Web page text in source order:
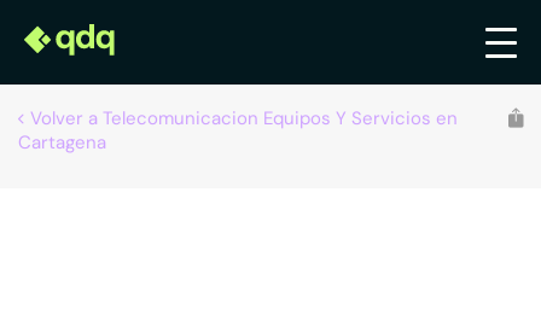
Volver a Telecomunicacion Equipos Y Servicios en
Cartagena